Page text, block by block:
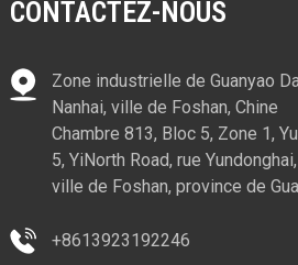
CONTACTEZ-NOUS
Zone industrielle de Guanyao
Nanhai, ville de Foshan, Chine
Chambre 813, Bloc 5, Zone 1,
5, YiNorth Road, rue
ville de Foshan, province de
+8613923192246